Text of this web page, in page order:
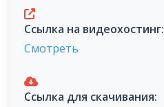
Ссылка на видеохостинг:
Смотреть
Ссылка для скачивания: